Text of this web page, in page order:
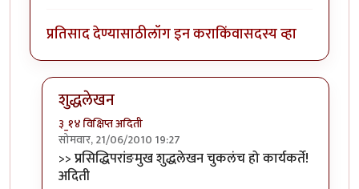
प्रतिसाद देण्यासाठीलॉग इन कराकिंवासदस्य व्हा
शुद्धलेखन
३_१४ विक्षिप्त अदिती
सोमवार, 21/06/2010 19:27
In reply toफालतु.byबिपिन कार्यकर्ते
>> प्रसिद्धिपरांङमुख शुद्धलेखन चुकलंच हो कार्यकर्ते!
अदिती